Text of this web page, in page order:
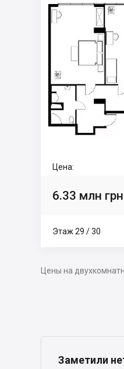
Цена:
6.33 млн грн
Этаж 29 / 30
Цены на
Заметили